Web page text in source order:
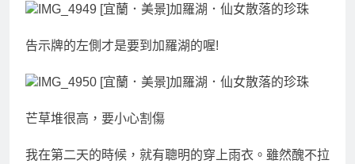
告示牌的左側才是要到加羅湖的喔!
芒草堆很高，要小心割傷
我在第二天的時候，就有聰明的穿上雨衣。雖然醜不拉